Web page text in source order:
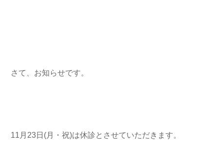
さて、お知らせです。
11月23日(月・祝)は休診とさせていただきます。